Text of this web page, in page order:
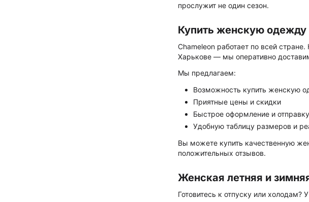
прослужит не один сезон.
Купить женскую одежду
Chameleon работает по всей
Харькове — мы оперативно
Мы предлагаем:
Возможность купить женскую
Приятные цены и скидки
Быстрое оформление и отправку
Удобную таблицу размеров и
Вы можете купить качественную
положительных отзывов.
Женская летняя и
Готовитесь к отпуску или холодам?